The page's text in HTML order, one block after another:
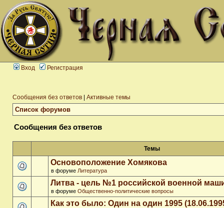
Вход Регистрация
Сообщения без ответов Активные темы
Список форумов
Сообщения без ответов
Темы
Основоположение Хомякова
в форуме Литература
Литва - цель №1 российской военной
в форуме Общественно-политические вопросы
Как это было: Один на один 1995